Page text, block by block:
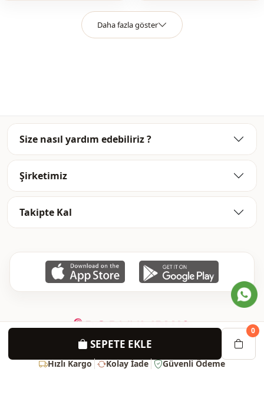
SEPETE EKLE
0
Hızlı Kargo Kolay İade Güvenli Ödeme
Daha fazla göster
Size nasıl yardım edebiliriz ?
Şirketimiz
Takipte Kal